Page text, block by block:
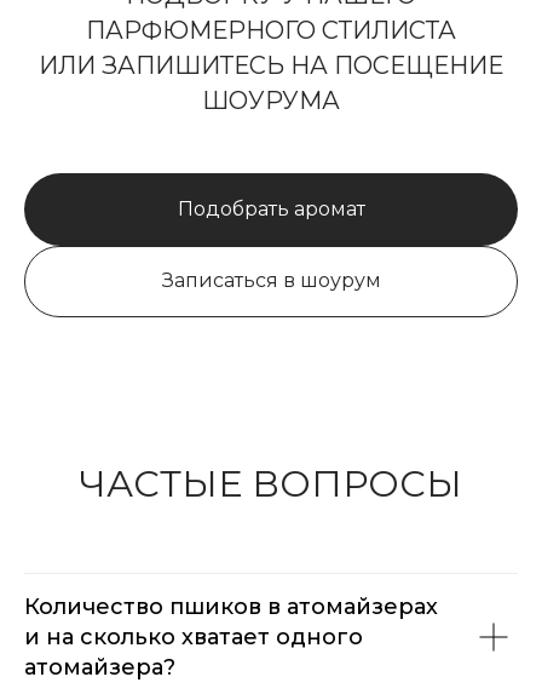
ПАРФЮМЕРНОГО СТИЛИСТА
ИЛИ ЗАПИШИТЕСЬ НА ПОСЕЩЕНИЕ
ШОУРУМА
Подобрать аромат
Записаться в шоурум
ЧАСТЫЕ ВОПРОСЫ
Количество пшиков в атомайзерах
и на сколько хватает одного
атомайзера?